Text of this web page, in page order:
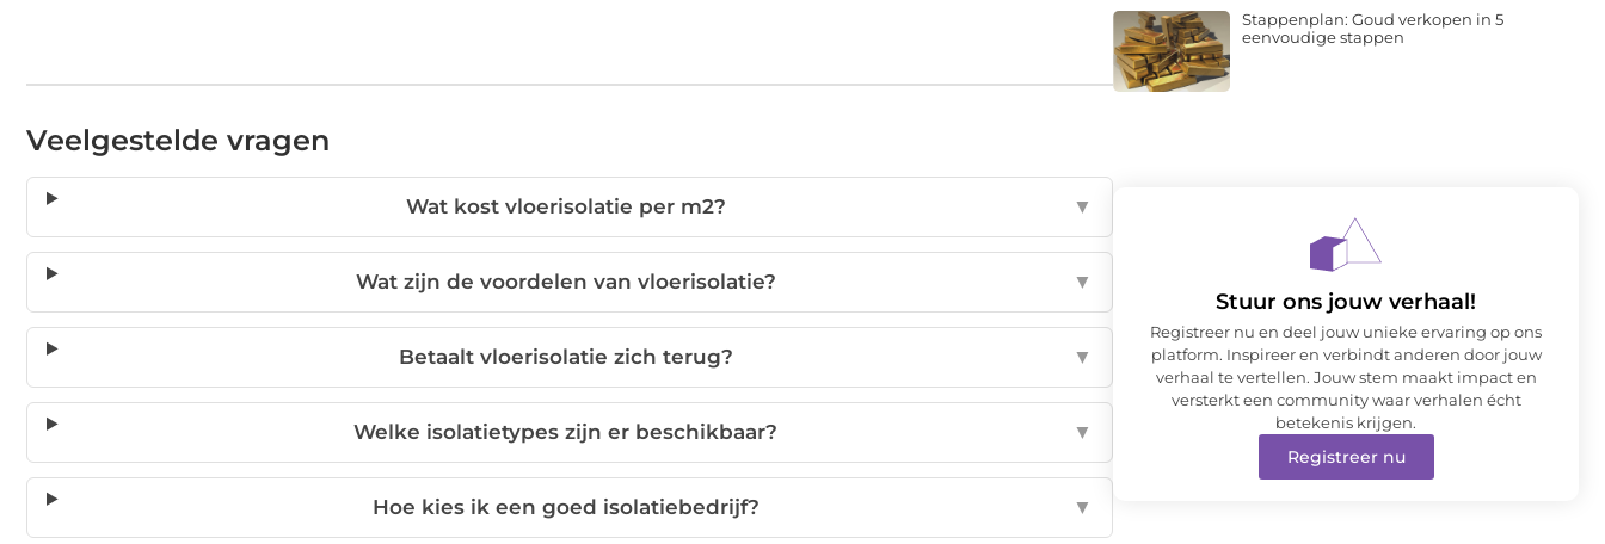
Veelgestelde vragen
Wat kost vloerisolatie per m2? ▼
Wat zijn de voordelen van vloerisolatie? ▼
Betaalt vloerisolatie zich terug? ▼
Welke isolatietypes zijn er beschikbaar? ▼
Hoe kies ik een goed isolatiebedrijf? ▼
Stappenplan: Goud verkopen in 5
eenvoudige stappen
Stuur ons jouw verhaal!
Registreer nu en deel jouw unieke ervaring op ons
platform. Inspireer en verbindt anderen door jouw
verhaal te vertellen. Jouw stem maakt impact en
versterkt een community waar verhalen écht
betekenis krijgen.
Registreer nu